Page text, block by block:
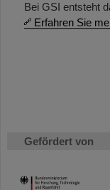
Bei GSI entsteht
Erfahren Sie
Gefördert von
HMWK